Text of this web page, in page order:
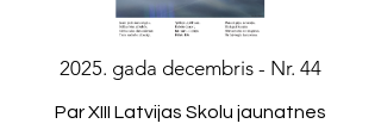
2025. gada decembris - Nr. 44
Par XIII Latvijas Skolu jaunatnes